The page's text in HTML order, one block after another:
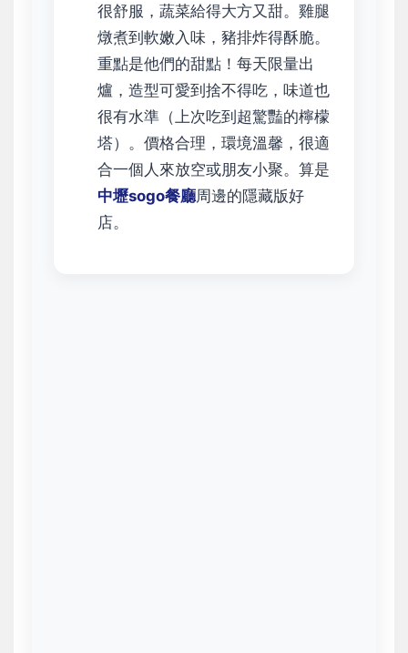
很舒服，蔬菜給得大方又甜。雞腿
燉煮到軟嫩入味，豬排炸得酥脆。
重點是他們的甜點！每天限量出
爐，造型可愛到捨不得吃，味道也
很有水準（上次吃到超驚豔的檸檬
塔）。價格合理，環境溫馨，很適
合一個人來放空或朋友小聚。算是
中壢sogo餐廳周邊的隱藏版好
店。